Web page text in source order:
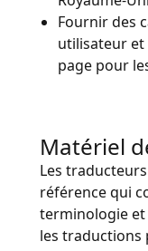
Fournir des
utilisateur et
page pour
Matériel
Les
référence qui
terminologie et
les traductions